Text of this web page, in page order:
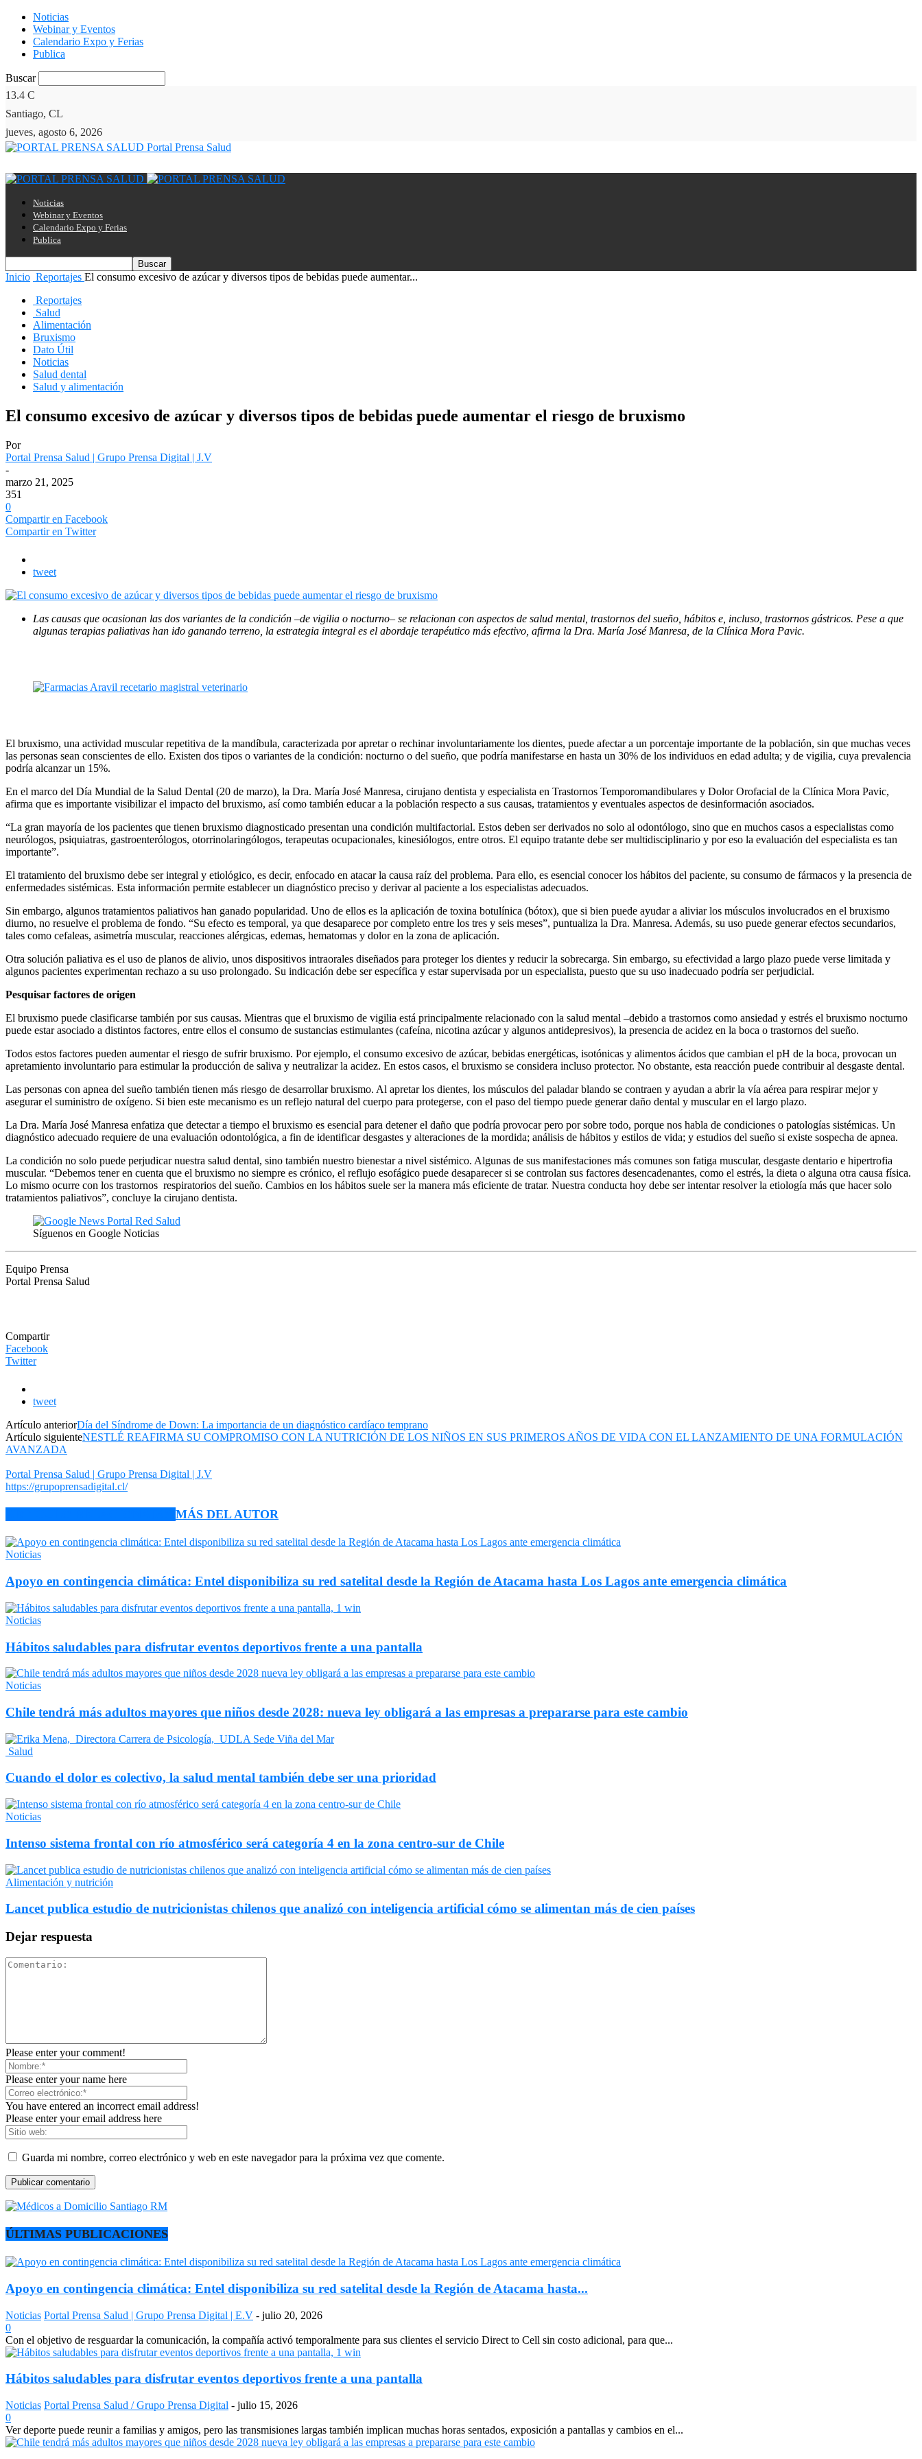
Noticias
Webinar y Eventos
Calendario Expo y Ferias
Publica
Buscar
13.4 C
Santiago, CL
jueves, agosto 6, 2026
Portal Prensa Salud
Noticias
Webinar y Eventos
Calendario Expo y Ferias
Publica
Inicio Reportajes El consumo excesivo de azúcar y diversos tipos de bebidas puede aumentar...
Reportajes
Salud
Alimentación
Bruxismo
Dato Útil
Noticias
Salud dental
Salud y alimentación
El consumo excesivo de azúcar y diversos tipos de bebidas puede aumentar el riesgo de bruxismo
Por
Portal Prensa Salud | Grupo Prensa Digital | J.V
-
marzo 21, 2025
351
0
Compartir en Facebook
Compartir en Twitter
tweet
Las causas que ocasionan las dos variantes de la condición –de vigilia o nocturno– se relacionan con aspectos de salud mental, trastornos del sueño, hábitos e, incluso, trastornos gástricos. Pese a que
algunas terapias paliativas han ido ganando terreno, la estrategia integral es el abordaje terapéutico más efectivo, afirma la Dra. María José Manresa, de la Clínica Mora Pavic.
El bruxismo, una actividad muscular repetitiva de la mandíbula, caracterizada por apretar o rechinar involuntariamente los dientes, puede afectar a un porcentaje importante de la población, sin que muchas veces
las personas sean conscientes de ello. Existen dos tipos o variantes de la condición: nocturno o del sueño, que podría manifestarse en hasta un 30% de los individuos en edad adulta; y de vigilia, cuya prevalencia
podría alcanzar un 15%.
En el marco del Día Mundial de la Salud Dental (20 de marzo), la Dra. María José Manresa, cirujano dentista y especialista en Trastornos Temporomandibulares y Dolor Orofacial de la Clínica Mora Pavic,
afirma que es importante visibilizar el impacto del bruxismo, así como también educar a la población respecto a sus causas, tratamientos y eventuales aspectos de desinformación asociados.
“La gran mayoría de los pacientes que tienen bruxismo diagnosticado presentan una condición multifactorial. Estos deben ser derivados no solo al odontólogo, sino que en muchos casos a especialistas como
neurólogos, psiquiatras, gastroenterólogos, otorrinolaringólogos, terapeutas ocupacionales, kinesiólogos, entre otros. El equipo tratante debe ser multidisciplinario y por eso la evaluación del especialista es tan
importante”.
El tratamiento del bruxismo debe ser integral y etiológico, es decir, enfocado en atacar la causa raíz del problema. Para ello, es esencial conocer los hábitos del paciente, su consumo de fármacos y la presencia de
enfermedades sistémicas. Esta información permite establecer un diagnóstico preciso y derivar al paciente a los especialistas adecuados.
Sin embargo, algunos tratamientos paliativos han ganado popularidad. Uno de ellos es la aplicación de toxina botulínica (bótox), que si bien puede ayudar a aliviar los músculos involucrados en el bruxismo
diurno, no resuelve el problema de fondo. “Su efecto es temporal, ya que desaparece por completo entre los tres y seis meses”, puntualiza la Dra. Manresa. Además, su uso puede generar efectos secundarios,
tales como cefaleas, asimetría muscular, reacciones alérgicas, edemas, hematomas y dolor en la zona de aplicación.
Otra solución paliativa es el uso de planos de alivio, unos dispositivos intraorales diseñados para proteger los dientes y reducir la sobrecarga. Sin embargo, su efectividad a largo plazo puede verse limitada y
algunos pacientes experimentan rechazo a su uso prolongado. Su indicación debe ser específica y estar supervisada por un especialista, puesto que su uso inadecuado podría ser perjudicial.
Pesquisar factores de origen
El bruxismo puede clasificarse también por sus causas. Mientras que el bruxismo de vigilia está principalmente relacionado con la salud mental –debido a trastornos como ansiedad y estrés el bruxismo nocturno
puede estar asociado a distintos factores, entre ellos el consumo de sustancias estimulantes (cafeína, nicotina azúcar y algunos antidepresivos), la presencia de acidez en la boca o trastornos del sueño.
Todos estos factores pueden aumentar el riesgo de sufrir bruxismo. Por ejemplo, el consumo excesivo de azúcar, bebidas energéticas, isotónicas y alimentos ácidos que cambian el pH de la boca, provocan un
apretamiento involuntario para estimular la producción de saliva y neutralizar la acidez. En estos casos, el bruxismo se considera incluso protector. No obstante, esta reacción puede contribuir al desgaste dental.
Las personas con apnea del sueño también tienen más riesgo de desarrollar bruxismo. Al apretar los dientes, los músculos del paladar blando se contraen y ayudan a abrir la vía aérea para respirar mejor y
asegurar el suministro de oxígeno. Si bien este mecanismo es un reflejo natural del cuerpo para protegerse, con el paso del tiempo puede generar daño dental y muscular en el largo plazo.
La Dra. María José Manresa enfatiza que detectar a tiempo el bruxismo es esencial para detener el daño que podría provocar pero por sobre todo, porque nos habla de condiciones o patologías sistémicas. Un
diagnóstico adecuado requiere de una evaluación odontológica, a fin de identificar desgastes y alteraciones de la mordida; análisis de hábitos y estilos de vida; y estudios del sueño si existe sospecha de apnea.
La condición no solo puede perjudicar nuestra salud dental, sino también nuestro bienestar a nivel sistémico. Algunas de sus manifestaciones más comunes son fatiga muscular, desgaste dentario e hipertrofia
muscular. “Debemos tener en cuenta que el bruxismo no siempre es crónico, el reflujo esofágico puede desaparecer si se controlan sus factores desencadenantes, como el estrés, la dieta o alguna otra causa física.
Lo mismo ocurre con los trastornos respiratorios del sueño. Cambios en los hábitos suele ser la manera más eficiente de tratar. Nuestra conducta hoy debe ser intentar resolver la etiología más que hacer solo
tratamientos paliativos”, concluye la cirujano dentista.
Síguenos en Google Noticias
Equipo Prensa
Portal Prensa Salud
Compartir
Facebook
Twitter
tweet
Artículo anteriorDía del Síndrome de Down: La importancia de un diagnóstico cardíaco temprano
Artículo siguienteNESTLÉ REAFIRMA SU COMPROMISO CON LA NUTRICIÓN DE LOS NIÑOS EN SUS PRIMEROS AÑOS DE VIDA CON EL LANZAMIENTO DE UNA FORMULACIÓN
AVANZADA
Portal Prensa Salud | Grupo Prensa Digital | J.V
https://grupoprensadigital.cl/
MÁS DEL AUTOR
Noticias
Apoyo en contingencia climática: Entel disponibiliza su red satelital desde la Región de Atacama hasta Los Lagos ante emergencia climática
Noticias
Hábitos saludables para disfrutar eventos deportivos frente a una pantalla
Noticias
Chile tendrá más adultos mayores que niños desde 2028: nueva ley obligará a las empresas a prepararse para este cambio
Salud
Cuando el dolor es colectivo, la salud mental también debe ser una prioridad
Noticias
Intenso sistema frontal con río atmosférico será categoría 4 en la zona centro-sur de Chile
Alimentación y nutrición
Lancet publica estudio de nutricionistas chilenos que analizó con inteligencia artificial cómo se alimentan más de cien países
Dejar respuesta
Please enter your comment!
Please enter your name here
You have entered an incorrect email address!
Please enter your email address here
Guarda mi nombre, correo electrónico y web en este navegador para la próxima vez que comente.
ÚLTIMAS PUBLICACIONES
Apoyo en contingencia climática: Entel disponibiliza su red satelital desde la Región de Atacama hasta...
Noticias Portal Prensa Salud | Grupo Prensa Digital | E.V - julio 20, 2026
0
Con el objetivo de resguardar la comunicación, la compañía activó temporalmente para sus clientes el servicio Direct to Cell sin costo adicional, para que...
Hábitos saludables para disfrutar eventos deportivos frente a una pantalla
Noticias Portal Prensa Salud / Grupo Prensa Digital - julio 15, 2026
0
Ver deporte puede reunir a familias y amigos, pero las transmisiones largas también implican muchas horas sentados, exposición a pantallas y cambios en el...